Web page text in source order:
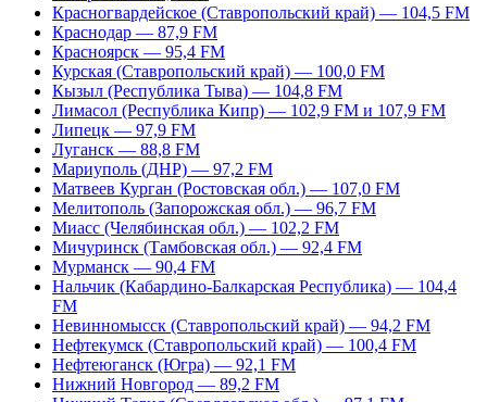
Красногвардейское (Ставропольский край) — 104,5 FM
Краснодар — 87,9 FM
Красноярск — 95,4 FM
Курская (Ставропольский край) — 100,0 FM
Кызыл (Республика Тыва) — 104,8 FM
Лимасол (Республика Кипр) — 102,9 FM и 107,9 FM
Липецк — 97,9 FM
Луганск — 88,8 FM
Мариуполь (ДНР) — 97,2 FM
Матвеев Курган (Ростовская обл.) — 107,0 FM
Мелитополь (Запорожская обл.) — 96,7 FM
Миасс (Челябинская обл.) — 102,2 FM
Мичуринск (Тамбовская обл.) — 92,4 FM
Мурманск — 90,4 FM
Нальчик (Кабардино-Балкарская Республика) — 104,4
FM
Невинномысск (Ставропольский край) — 94,2 FM
Нефтекумск (Ставропольский край) — 100,4 FM
Нефтеюганск (Югра) — 92,1 FM
Нижний Новгород — 89,2 FM